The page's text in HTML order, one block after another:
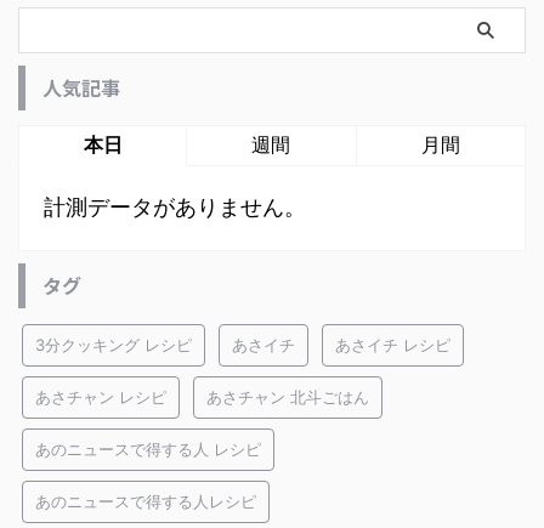
人気記事
本日 週間 月間
計測データがありません。
タグ
3分クッキング レシピ あさイチ あさイチ レシピ
あさチャン レシピ あさチャン 北斗ごはん
あのニュースで得する人 レシピ
あのニュースで得する人レシピ